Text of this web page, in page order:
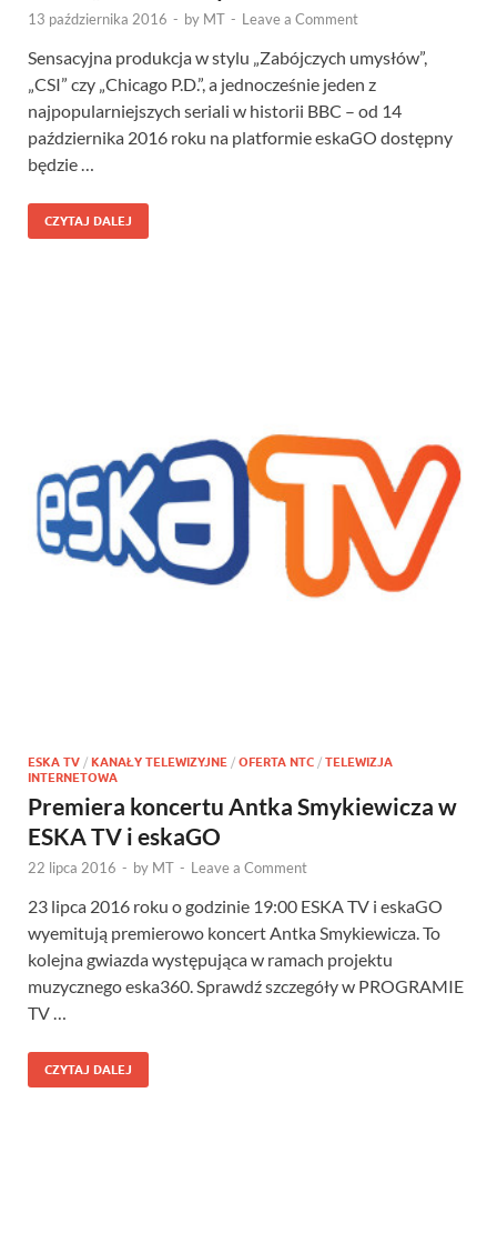
13 października 2016 - by MT - Leave a Comment
Sensacyjna produkcja w stylu „Zabójczych umysłów”,
„CSI” czy „Chicago P.D.”, a jednocześnie jeden z
najpopularniejszych seriali w historii BBC – od 14
października 2016 roku na platformie eskaGO dostępny
będzie …
CZYTAJ DALEJ
ESKA TV / KANAŁY TELEWIZYJNE / OFERTA NTC / TELEWIZJA
INTERNETOWA
Premiera koncertu Antka Smykiewicza w
ESKA TV i eskaGO
22 lipca 2016 - by MT - Leave a Comment
23 lipca 2016 roku o godzinie 19:00 ESKA TV i eskaGO
wyemitują premierowo koncert Antka Smykiewicza. To
kolejna gwiazda występująca w ramach projektu
muzycznego eska360. Sprawdź szczegóły w PROGRAMIE
TV …
CZYTAJ DALEJ